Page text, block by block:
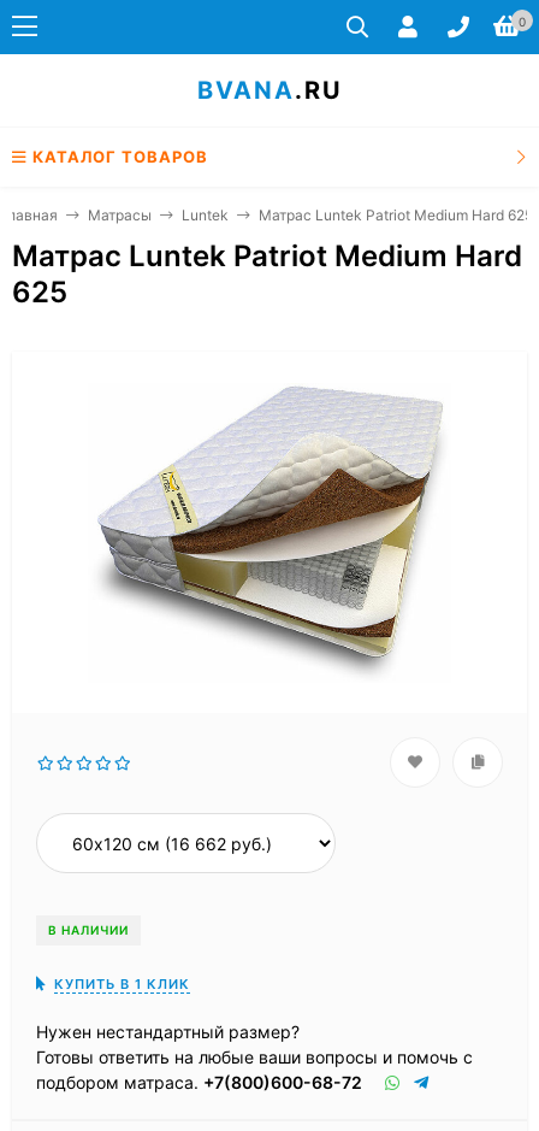
0
BVANA.RU
КАТАЛОГ ТОВАРОВ
Главная Матрасы Luntek Матрас Luntek Patriot Medium Hard 625
Матрас Luntek Patriot Medium Hard
625
В НАЛИЧИИ
КУПИТЬ В 1 КЛИК
Нужен нестандартный размер?
Готовы ответить на любые ваши вопросы и помочь с
подбором матраса. +7(800)600-68-72